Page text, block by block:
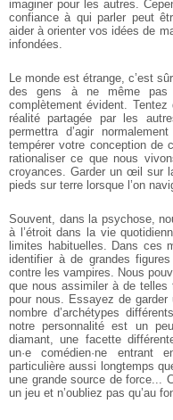
imaginer pour les autres.
confiance à qui parler peut
aider à orienter vos idées de
infondées.
Le monde est étrange, c’est
des gens à ne même pas
complètement évident.
réalité partagée par les
permettra d’agir
tempérer votre conception
rationaliser ce que nous
croyances. Garder un œil sur
pieds sur terre lorsque l’on
Souvent, dans la psychose,
à l’étroit dans la vie
limites habituelles. Dans ces
identifier à de grandes
contre les vampires. Nous
que nous assimiler à de
pour nous. Essayez de
nombre d’archétypes
notre personnalité est un
diamant, une facette
un·e comédien·ne entrant
particulière aussi longtemps
une grande source de force...
un jeu et n’oubliez pas qu’au